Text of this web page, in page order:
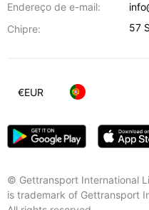
Endereço de e-mail:
Chipre:
57
© Gettransport International
is trademark of Gettransport
€EUR